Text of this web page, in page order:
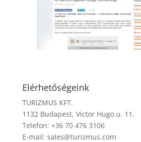
Elérhetőségeink
TURIZMUS KFT.
1132 Budapest, Victor Hugo u. 11.
Telefon: +36 70 476 3106
E-mail: sales@turizmus.com